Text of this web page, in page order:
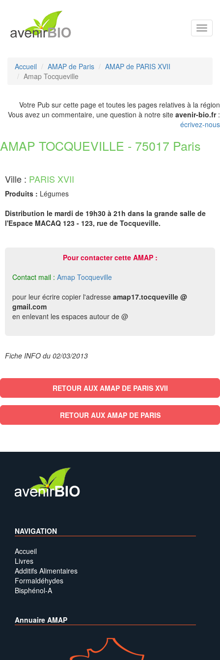
Accueil AMAP de Paris
AMAP de PARIS XVII
Amap Tocqueville
Votre Pub sur cette page et toutes les pages relatives à la région
Vous avez un commentaire, une question à notre site avenir-bio.fr:
écrivez-nous
AMAP TOCQUEVILLE - 75017 Paris
Ville : PARIS XVII
Produits : Légumes
Distribution le mardi de 19h30 à 21h dans la grande salle de
l'Espace MACAQ 123 - 123, rue de Tocqueville.
Pour contacter cette AMAP :
Contact mail : Amap Tocqueville
pour leur écrire copier l'adresse amap17.tocqueville @
gmail.com
en enlevant les espaces autour de @
Fiche INFO du 02/03/2013
RETOUR AUX AMAP DE PARIS XVII
RETOUR AUX AMAP DE PARIS
NAVIGATION
Accueil
Livres
Additifs Alimentaires
Formaldéhydes
Bisphénol-A
Annuaire AMAP